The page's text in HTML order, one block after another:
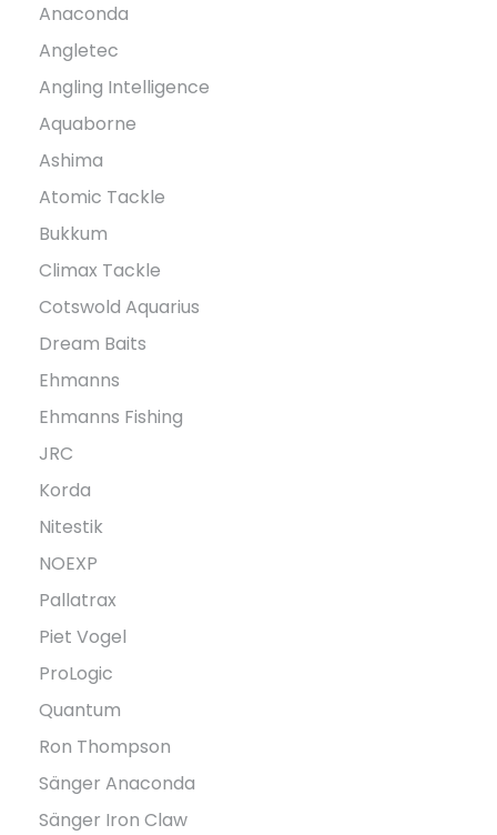
Anaconda
Angletec
Angling Intelligence
Aquaborne
Ashima
Atomic Tackle
Bukkum
Climax Tackle
Cotswold Aquarius
Dream Baits
Ehmanns
Ehmanns Fishing
JRC
Korda
Nitestik
NOEXP
Pallatrax
Piet Vogel
ProLogic
Quantum
Ron Thompson
Sänger Anaconda
Sänger Iron Claw